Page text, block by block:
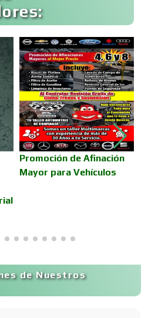
Fletes
Promoción de Afinación
Mayor para Vehículos
de Nuestros